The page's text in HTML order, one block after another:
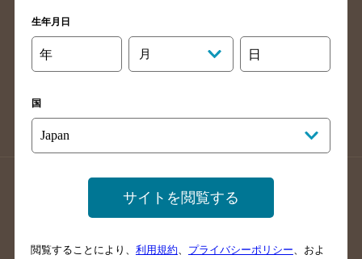
高知県のバー検索
長崎県のバー検索
佐賀県のバー検索
大分県のバー検索
熊本県のバー検索
生年月日
年 月 日
国
サイトを閲覧する
閲覧することにより、 利用規約、 プライバシーポリシー、およ